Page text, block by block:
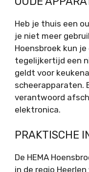
Heb je thuis een
je niet meer
Hoensbroek kun
tegelijkertijd een
geldt voor
scheerapparaten.
verantwoord
elektronica.
PRAKTISCHE
De HEMA
in de regio